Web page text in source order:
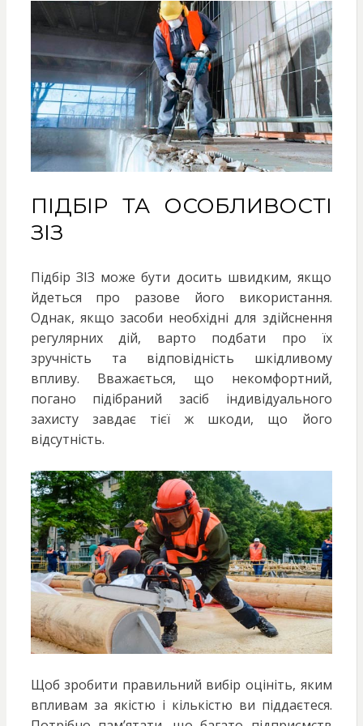
ПІДБІР ТА ОСОБЛИВОСТІ
ЗІЗ
Підбір ЗІЗ може бути досить швидким, якщо
йдеться про разове його використання.
Однак, якщо засоби необхідні для здійснення
регулярних дій, варто подбати про їх
зручність та відповідність шкідливому
впливу. Вважається, що некомфортний,
погано підібраний засіб індивідуального
захисту завдає тієї ж шкоди, що його
відсутність.
Щоб зробити правильний вибір оцініть, яким
впливам за якістю і кількістю ви піддаєтеся.